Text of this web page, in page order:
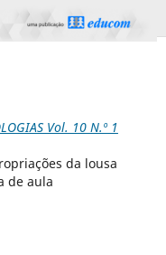
Vol. 10 N.º 1
da lousa
de aula